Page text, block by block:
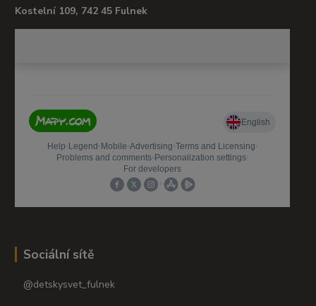
Kostelní 109, 742 45 Fulnek
Sociální sítě
@detskysvet_fulnek